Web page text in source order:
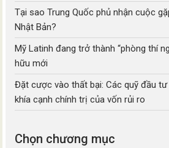
Tại sao Trung Quốc phủ nhận cuộc
Nhật Bản?
Mỹ Latinh đang trở thành “phòng thí
hữu mới
Đặt cược vào thất bại: Các quỹ đầu
khía cạnh chính trị của vốn rủi ro
Chọn chương mục